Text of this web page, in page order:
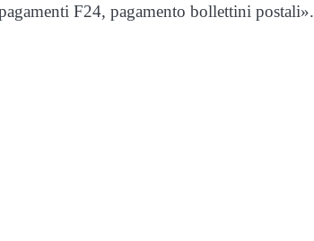
F24, pagamento bollettini postali».